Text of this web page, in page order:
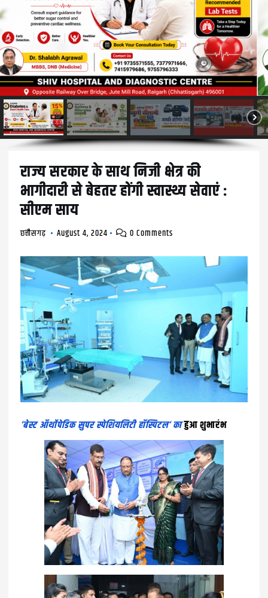
राज्य सरकार के साथ निजी क्षेत्र की
भागीदारी से बेहतर होंगी स्वास्थ्य सेवाएं :
सीएम साय
छत्तीसगढ़ August 4, 2024 0 Comments
‘बेस्ट ऑर्थाेपेडिक सुपर स्पेशियलिटी हॉस्पिटल‘ काहुआ शुभारंभ